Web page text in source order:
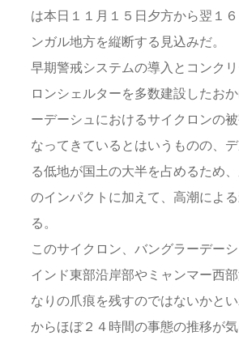
は本日１１月１５日夕方から翌１
ンガル地方を縦断する見込みだ。
早期警戒システムの導入とコンク
ロンシェルターを多数建設したお
ーデーシュにおけるサイクロンの
なってきているとはいうものの、
る低地が国土の大半を占めるため
のインパクトに加えて、高潮によ
る。
このサイクロン、バングラーデーシ
インド東部沿岸部やミャンマー西
なりの爪痕を残すのではないかと
からほぼ２４時間の事態の推移が